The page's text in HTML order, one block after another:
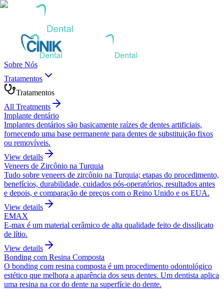
Sobre Nós
Tratamentos
Tratamentos
All Treatments
Implante dentário
Implantes dentários são basicamente raízes de dentes artificiais,
fornecendo uma base permanente para dentes de substituição fixos
ou removíveis.
View details
Veneers de Zircônio na Turquia
Tudo sobre veneers de zircônio na Turquia; etapas do procedimento,
benefícios, durabilidade, cuidados pós-operatórios, resultados antes
e depois, e comparação de preços com o Reino Unido e os EUA.
View details
EMAX
E-max é um material cerâmico de alta qualidade feito de dissilicato
de lítio.
View details
Bonding com Resina Composta
O bonding com resina composta é um procedimento odontológico
estético que melhora a aparência dos seus dentes. Um dentista aplica
uma resina na cor do dente na superfície do dente.